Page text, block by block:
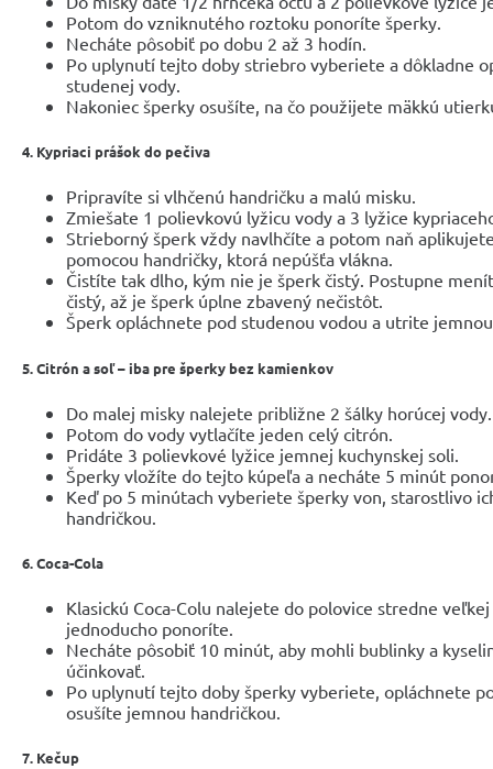
Potom do vzniknutého roztoku ponoríte šperky.
Necháte pôsobiť po dobu 2 až 3 hodín.
Po uplynutí tejto doby striebro vyberiete a dôkladne
studenej vody.
Nakoniec šperky osušíte, na čo použijete mäkkú
4. Kypriaci prášok do pečiva
Pripravíte si vlhčenú handričku a malú misku.
Zmiešate 1 polievkovú lyžicu vody a 3 lyžice
Strieborný šperk vždy navlhčíte a potom naň
pomocou handričky, ktorá nepúšťa vlákna.
Čistíte tak dlho, kým nie je šperk čistý. Postupne
čistý, až je šperk úplne zbavený nečistôt.
Šperk opláchnete pod studenou vodou a utrite
5. Citrón a soľ – iba pre šperky bez kamienkov
Do malej misky nalejete približne 2 šálky horúcej vody.
Potom do vody vytlačíte jeden celý citrón.
Pridáte 3 polievkové lyžice jemnej kuchynskej soli.
Šperky vložíte do tejto kúpeľa a necháte 5 minút
Keď po 5 minútach vyberiete šperky von, starostlivo
handričkou.
6. Coca-Cola
Klasickú Coca-Colu nalejete do polovice stredne
jednoducho ponoríte.
Necháte pôsobiť 10 minút, aby mohli bublinky a
účinkovať.
Po uplynutí tejto doby šperky vyberiete, opláchnete
osušíte jemnou handričkou.
7. Kečup